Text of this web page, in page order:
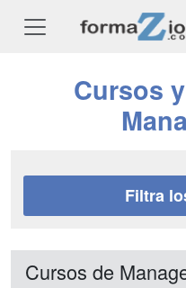
Cursos
Filtra
Cursos de